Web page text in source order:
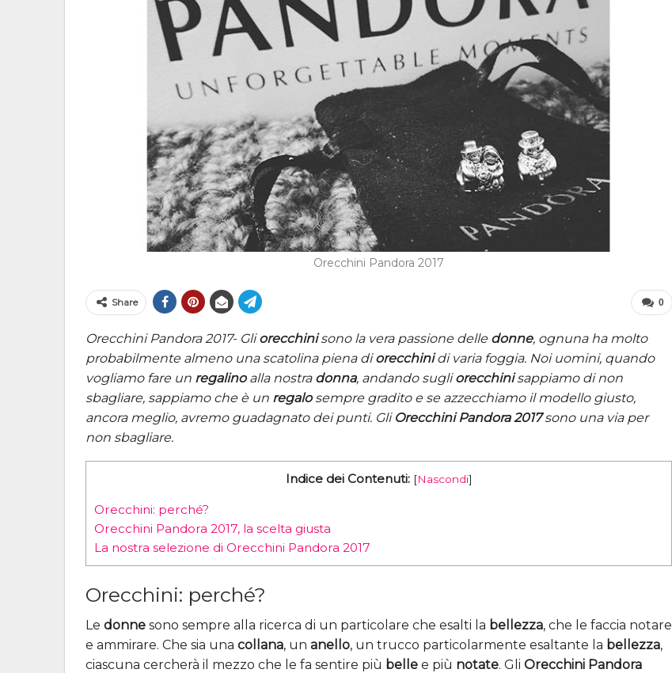
Orecchini Pandora 2017
0
Share
Orecchini Pandora 2017- Gliorecchinisono la vera passione delle donne, ognuna ha molto
probabilmente almeno una scatolina piena diorecchinidi varia foggia. Noi uomini, quando
vogliamo fare un regalinoalla nostra donna, andando sugliorecchinisappiamo di non
sbagliare, sappiamo che è un regalosempre gradito e se azzecchiamo il modello giusto,
ancora meglio, avremo guadagnato dei punti. Gli Orecchini Pandora 2017sono una via per
non sbagliare.
Indice dei Contenuti: [Nascondi]
Orecchini: perché?
Orecchini Pandora 2017, la scelta giusta
La nostra selezione di Orecchini Pandora 2017
Orecchini: perché?
Le donne sono sempre alla ricerca di un particolare che esalti la bellezza, che le faccia notare
e ammirare. Che sia una collana, un anello, un trucco particolarmente esaltante la bellezza,
ciascuna cercherà il mezzo che le fa sentire più belle e più notate. Gli Orecchini Pandora